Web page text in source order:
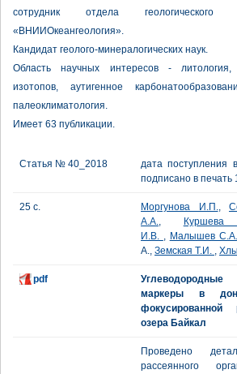
сотрудник отдела геологического
«ВНИИОкеангеология».
Кандидат геолого-минералогических наук.
Область научных интересов - литология,
изотопов, аутигенное
палеоклиматология.
Имеет 63 публикации.
Статья № 40_2018
дата поступления
подписано в печать
25 с. Моргунова И.П.,
А.А.,
И.В. , Малышев С.А.
А., Земская Т.И. ,
pdf
маркеры в
фокусированной
озера Байкал
Проведено
рассеянного